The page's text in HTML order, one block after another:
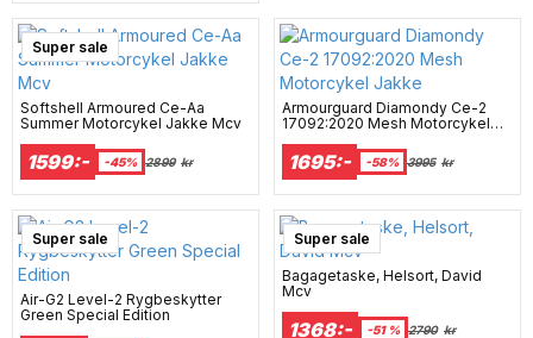
Super sale
Softshell Armoured Ce-Aa
Summer Motorcykel Jakke Mcv
1599:- -45% 2899 kr
Armourguard Diamondy Ce-2
17092:2020 Mesh Motorcykel
1695:- -58% 3995 kr
Super sale
Air-G2 Level-2 Rygbeskytter
Green Special Edition
Super sale
Bagagetaske, Helsort, David
Mcv
1368:- -51 % 2790 kr